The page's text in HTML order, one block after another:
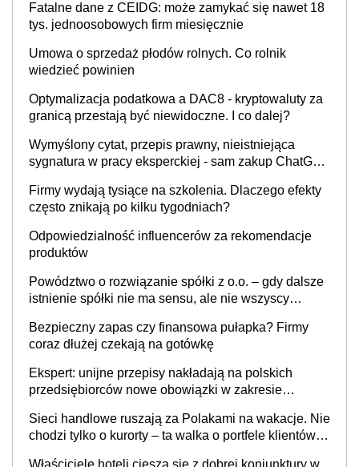
Fatalne dane z CEIDG: może zamykać się nawet 18
tys. jednoosobowych firm miesięcznie
Umowa o sprzedaż płodów rolnych. Co rolnik
wiedzieć powinien
Optymalizacja podatkowa a DAC8 - kryptowaluty za
granicą przestają być niewidoczne. I co dalej?
Wymyślony cytat, przepis prawny, nieistniejąca
sygnatura w pracy eksperckiej - sam zakup ChatGPT
Firmy wydają tysiące na szkolenia. Dlaczego efekty
często znikają po kilku tygodniach?
Odpowiedzialność influencerów za rekomendacje
produktów
Powództwo o rozwiązanie spółki z o.o. – gdy dalsze
istnienie spółki nie ma sensu, ale nie wszyscy
Bezpieczny zapas czy finansowa pułapka? Firmy
coraz dłużej czekają na gotówkę
Ekspert: unijne przepisy nakładają na polskich
przedsiębiorców nowe obowiązki w zakresie
Sieci handlowe ruszają za Polakami na wakacje. Nie
chodzi tylko o kurorty – ta walka o portfele klientów
Właściciele hoteli cieszą się z dobrej koniunktury w